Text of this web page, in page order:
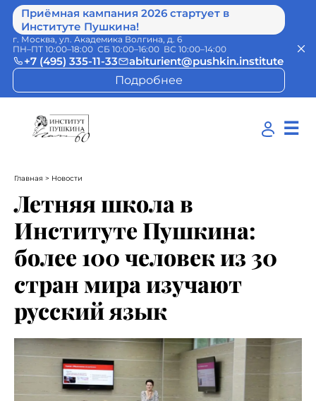
Приёмная кампания 2026 стартует в
Институте Пушкина!
г. Москва, ул. Академика Волгина, д. 6
ПН–ПТ 10:00–18:00 СБ 10:00–16:00 ВС 10:00–14:00
+7 (495) 335-11-33
abiturient@pushkin.institute
Подробнее
☰
Главная > Новости
Летняя школа в
Институте Пушкина:
более 100 человек из 30
стран мира изучают
русский язык